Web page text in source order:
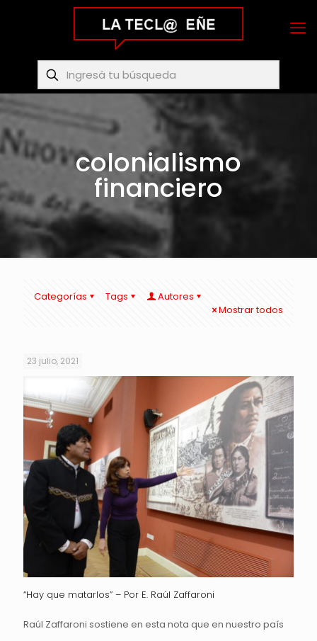
colonialismo
financiero
Categorías Tags
Autores
Mostrar todos
23 julio, 2021
“Hay que matarlos” – Por E. Raúl Zaffaroni
Raúl Zaffaroni sostiene en esta nota que en nuestro país